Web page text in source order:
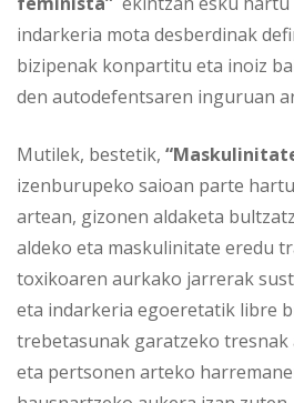
indarkeria mota desberdinak
bizipenak konpartitu eta inoiz
den autodefentsaren inguruan
Mutilek, bestetik,
izenburupeko saioan parte
artean, gizonen aldaketa
aldeko eta maskulinitate eredu
toxikoaren aurkako jarrerak
eta indarkeria egoeretatik libre
trebetasunak garatzeko
eta pertsonen arteko